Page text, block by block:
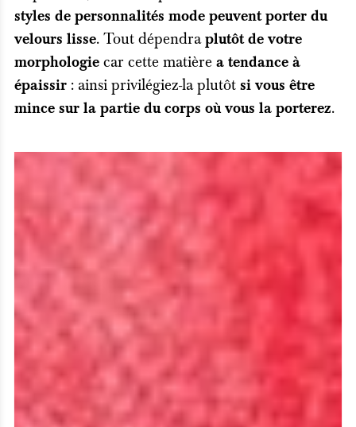
styles de personnalités mode peuvent porter du
velours lisse. Tout dépendraplutôt de votre
morphologiecar cette matière a tendance à
épaissir: ainsi privilégiez-la plutôt si vous être
mince sur la partie du corps où vous la porterez.